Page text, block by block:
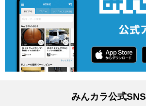
みんカラ公式SNS